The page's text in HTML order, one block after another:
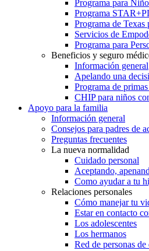
Programa para
Programa
Programa de
Servicios de
Programa para
Beneficios y seguro
Información general
Apelando una
Programa de
CHIP para niños
Apoyo para la familia
Información general
Consejos para padres de
Preguntas frecuentes
La nueva normalidad
Cuidado personal
Aceptando,
Como ayudar a tu
Relaciones personales
Cómo manejar tu
Estar en contacto
Los adolescentes
Los hermanos
Red de personas